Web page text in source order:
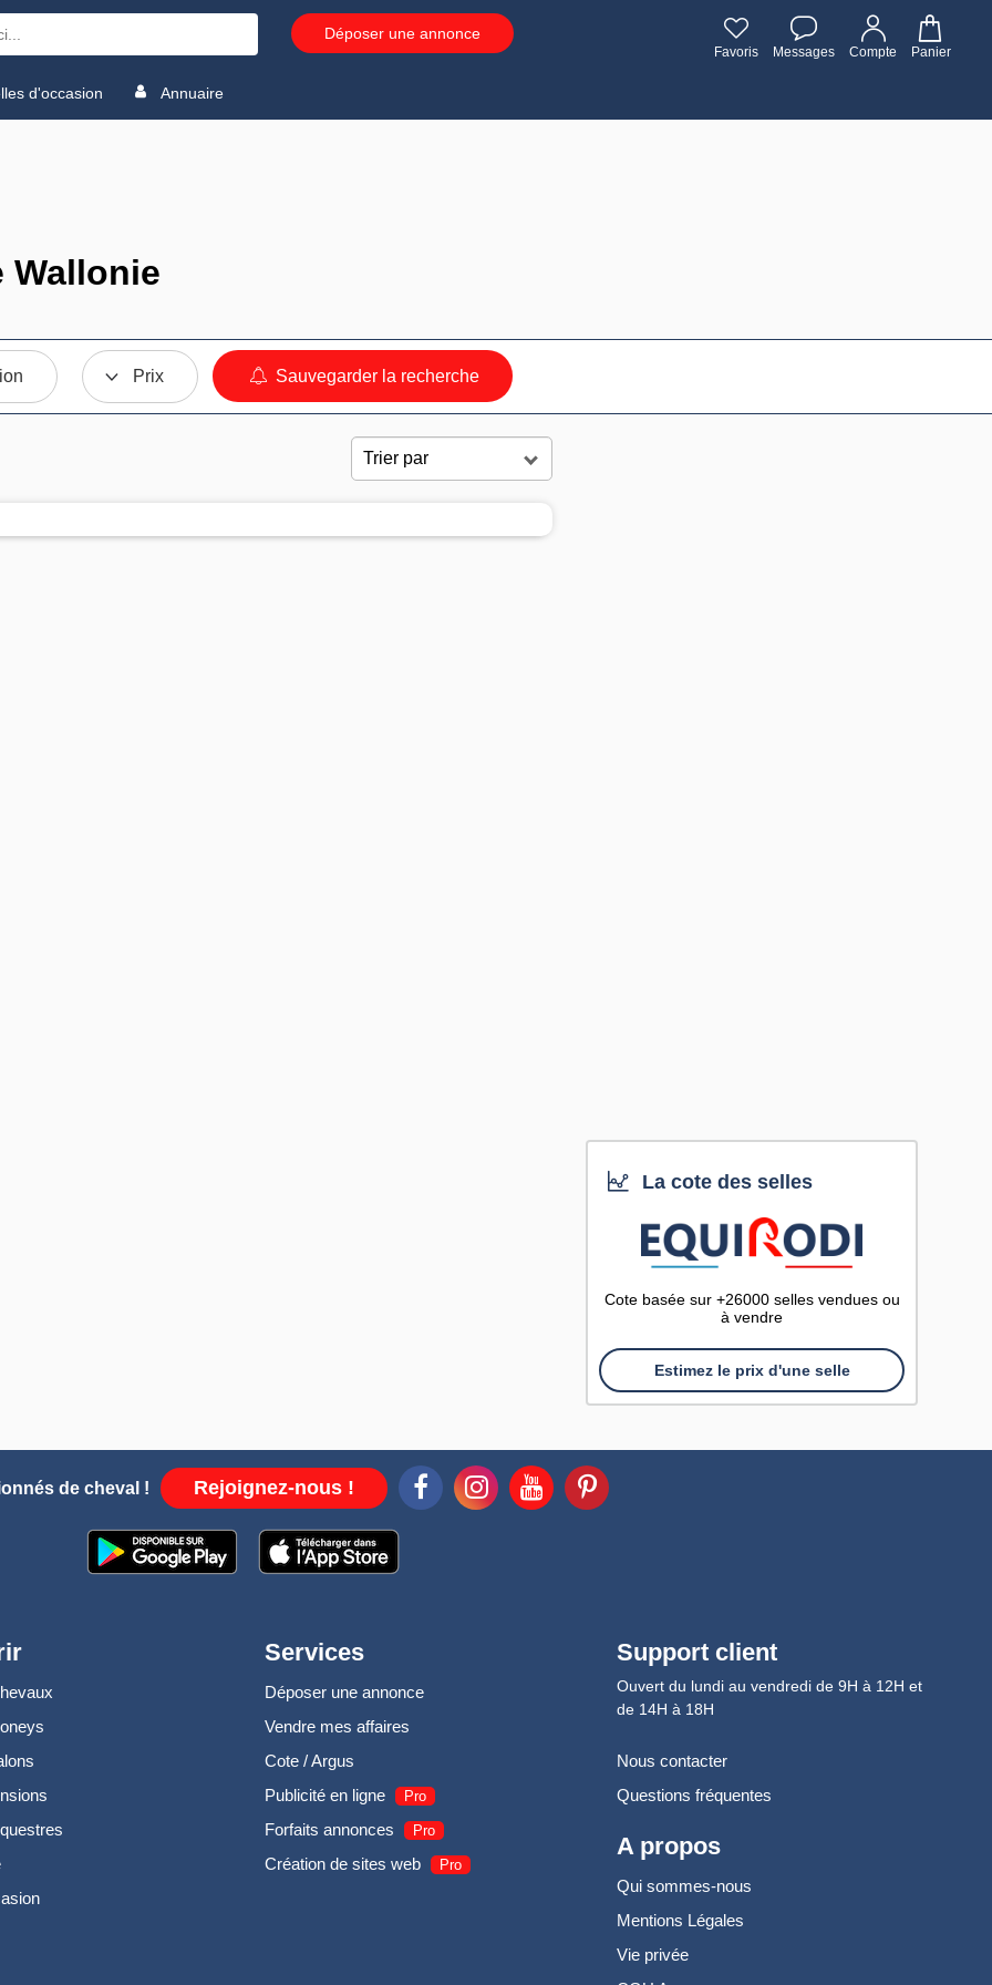
Déposer une annonce
Favoris Messages Compte Panier
d'occasion Annuaire
Wallonie
Prix Sauvegarder la recherche
La cote des selles
Cote basée sur +26000 selles vendues ou
à vendre
Estimez le prix d'une selle
de cheval ! Rejoignez-nous !
Services
Déposer une annonce
Vendre mes affaires
Cote / Argus
Publicité en ligne
Pro
Forfaits annonces Pro
Création de sites web Pro
Support client
Ouvert du lundi au vendredi de 9H à 12H et
de 14H à 18H
Nous contacter
Questions fréquentes
A propos
Qui sommes-nous
Mentions Légales
Vie privée